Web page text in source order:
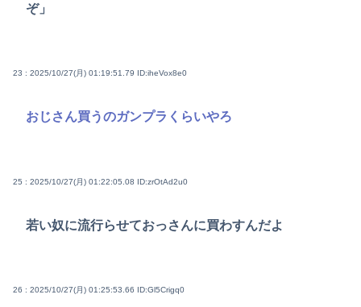
ぞ」
23 : 2025/10/27(月) 01:19:51.79 ID:iheVox8e0
おじさん買うのガンプラくらいやろ
25 : 2025/10/27(月) 01:22:05.08 ID:zrOtAd2u0
若い奴に流行らせておっさんに買わすんだよ
26 : 2025/10/27(月) 01:25:53.66 ID:Gl5Crigq0